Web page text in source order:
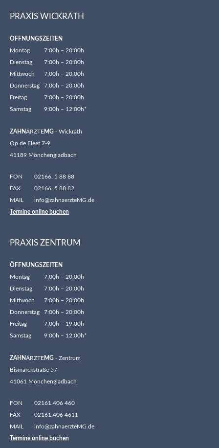
PRAXIS WICKRATH
ÖFFNUNGSZEITEN
Montag
7:00h – 20:00h
Dienstag
7:00h – 20:00h
Mittwoch
7:00h – 20:00h
Donnerstag
7:00h – 20:00h
Freitag
7:00h – 20:00h
Samstag
9:00h – 12:00h*
ZAHNÄRZTEMG - Wickrath
Op de Fleet 7-9
41189 Mönchengladbach
FON
02166. 5 88 88
FAX
02166. 5 88 82
MAIL
info@zahnaerzteMG.de
Termine online buchen
PRAXIS ZENTRUM
ÖFFNUNGSZEITEN
Montag
7:00h – 20:00h
Dienstag
7:00h – 20:00h
Mittwoch
7:00h – 20:00h
Donnerstag
7:00h – 20:00h
Freitag
7:00h – 19:00h
Samstag
9:00h – 12:00h*
ZAHNÄRZTEMG - Zentrum
Bismarckstraße 57
41061 Mönchengladbach
FON
02161.406 460
FAX
02161.406 4611
MAIL
info@zahnaerzteMG.de
Termine online buchen